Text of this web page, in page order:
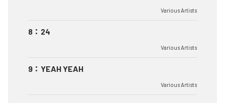
Various Artists
8 ： 24
Various Artists
9 ： YEAH YEAH
Various Artists